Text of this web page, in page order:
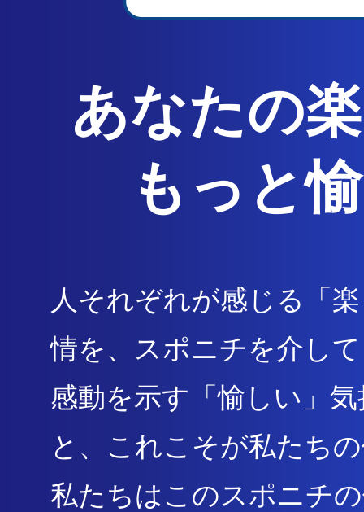
あなたの
もっと
人それぞれが感じる「
情を、
スポニチを介し
感動を示す「愉しい」
と、これこそが私たち
私たちはこのスポニチ